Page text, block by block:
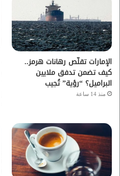
ك
الإمارات تقلّص رهانات هرمز..
كيف تضمن تدفق ملايين
البراميل؟ “رؤية” تُجيب
منذ 14 ساعة